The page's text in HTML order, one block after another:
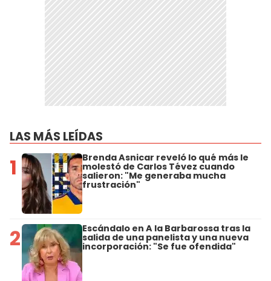
LAS MÁS LEÍDAS
1 Brenda Asnicar reveló lo qué más le
molestó de Carlos Tévez cuando
salieron: "Me generaba mucha
frustración"
2 Escándalo en A la Barbarossa tras la
salida de una panelista y una nueva
incorporación: "Se fue ofendida"